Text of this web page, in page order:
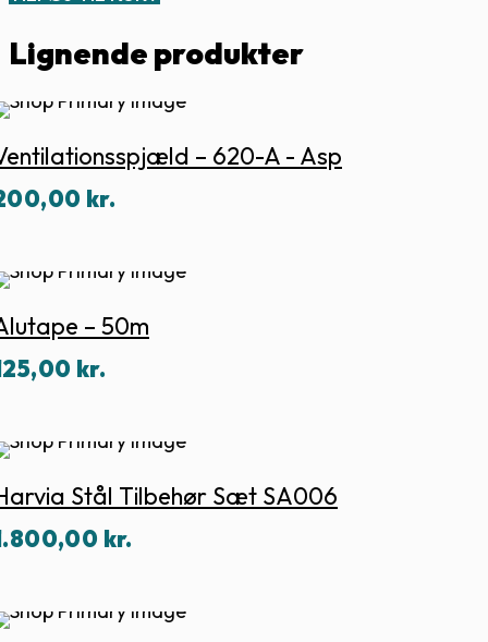
Lignende produkter
– 620-A - Asp
kr.
– 50m
kr.
Stål Tilbehør Sæt SA006
kr.